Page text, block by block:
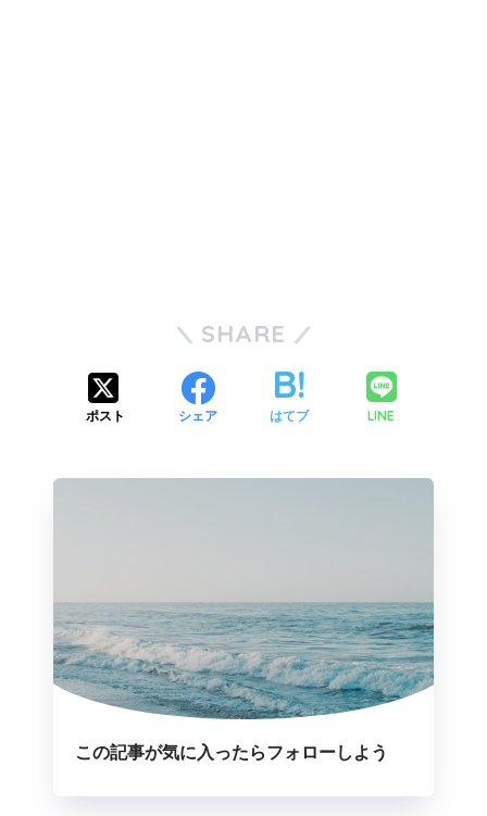
SHARE
ポスト シェア はてブ LINE
この記事が気に入ったらフォローしよう